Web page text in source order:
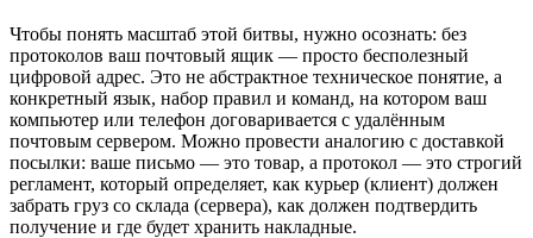
Чтобы понять масштаб этой битвы, нужно осознать: без
протоколов ваш почтовый ящик — просто бесполезный
цифровой адрес. Это не абстрактное техническое понятие, а
конкретный язык, набор правил и команд, на котором ваш
компьютер или телефон договаривается с удалённым
почтовым сервером. Можно провести аналогию с доставкой
посылки: ваше письмо — это товар, а протокол — это строгий
регламент, который определяет, как курьер (клиент) должен
забрать груз со склада (сервера), как должен подтвердить
получение и где будет хранить накладные.